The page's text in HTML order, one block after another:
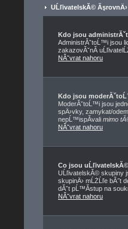
UĹľivatelskĂ©
Kdo jsou
AdministrĂˇtoĹ™i jsou
zakazovĂˇnĂ­
NĂˇvrat nahoru
Kdo jsou
ModerĂˇtoĹ™i jsou
spÄ›vky, zamykat/
nepĹ™ispĂ­vali mimo
NĂˇvrat nahoru
Co jsou
UĹľivatelskĂ© skupiny
skupinÄ› mĹŻĹľe bĂ˝t
dĂˇt pĹ™Ă­stup na
NĂˇvrat nahoru